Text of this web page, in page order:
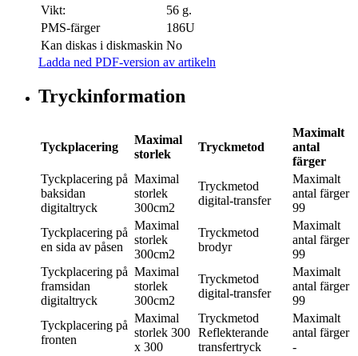
Vikt:
56 g.
PMS-färger
186U
Kan diskas i diskmaskin No
Ladda ned PDF-version av artikeln
Tryckinformation
Tyckplacering
Maximal
storlek
Tryckmetod
Maximalt
antal
färger
Tyckplacering på
baksidan
digitaltryck
Maximal
storlek
300cm2
Tryckmetod
digital-transfer
Maximalt
antal färger
99
Tyckplacering på
en sida av påsen
Maximal
storlek
300cm2
Tryckmetod
brodyr
Maximalt
antal färger
99
Tyckplacering på
framsidan
digitaltryck
Maximal
storlek
300cm2
Tryckmetod
digital-transfer
Maximalt
antal färger
99
Tyckplacering på
fronten
Maximal
storlek 300
x 300
Tryckmetod
Reflekterande
transfertryck
Maximalt
antal färger
-